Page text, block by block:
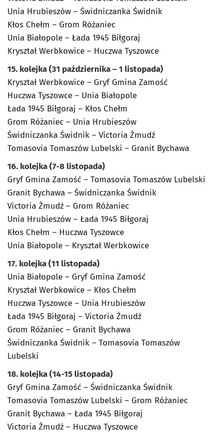
Unia Hrubieszów – Świdniczanka Świdnik
Kłos Chełm – Grom Różaniec
Unia Białopole – Łada 1945 Biłgoraj
Kryształ Werbkowice – Huczwa Tyszowce
15. kolejka (31 października – 1 listopada)
Kryształ Werbkowice – Gryf Gmina Zamość
Huczwa Tyszowce – Unia Białopole
Łada 1945 Biłgoraj – Kłos Chełm
Grom Różaniec – Unia Hrubieszów
Świdniczanka Świdnik – Victoria Żmudź
Tomasovia Tomaszów Lubelski – Granit Bychawa
16. kolejka (7-8 listopada)
Gryf Gmina Zamość – Tomasovia Tomaszów Lubelski
Granit Bychawa – Świdniczanka Świdnik
Victoria Żmudź – Grom Różaniec
Unia Hrubieszów – Łada 1945 Biłgoraj
Kłos Chełm – Huczwa Tyszowce
Unia Białopole – Kryształ Werbkowice
17. kolejka (11 listopada)
Unia Białopole – Gryf Gmina Zamość
Kryształ Werbkowice – Kłos Chełm
Huczwa Tyszowce – Unia Hrubieszów
Łada 1945 Biłgoraj – Victoria Żmudź
Grom Różaniec – Granit Bychawa
Świdniczanka Świdnik – Tomasovia Tomaszów
Lubelski
18. kolejka (14-15 listopada)
Gryf Gmina Zamość – Świdniczanka Świdnik
Tomasovia Tomaszów Lubelski – Grom Różaniec
Granit Bychawa – Łada 1945 Biłgoraj
Victoria Żmudź – Huczwa Tyszowce